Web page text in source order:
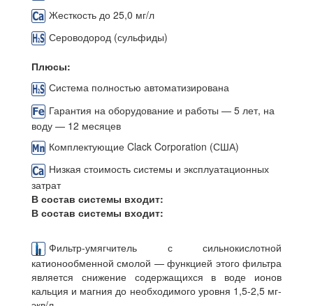
Жесткость до 25,0 мг/л
Сероводород (сульфиды)
Плюсы:
Система полностью автоматизирована
Гарантия на оборудование и работы — 5 лет, на
воду — 12 месяцев
Комплектующие Clack Corporation (США)
Низкая стоимость системы и эксплуатационных
затрат
В состав системы входит:
В состав системы входит:
Фильтр-умягчитель с сильнокислотной
катионообменной смолой — функцией этого фильтра
является снижение содержащихся в воде ионов
кальция и магния до необходимого уровня 1,5-2,5 мг-